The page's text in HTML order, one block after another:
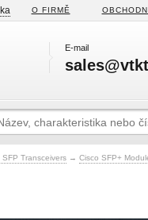
O FIRMĚ
E-mail
SFP Transceivers → Cisco SFP+